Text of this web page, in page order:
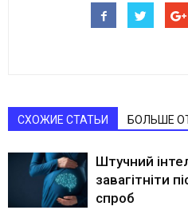
СХОЖИЕ СТАТЬИ БОЛЬШЕ
Штучний
завагітніти
спроб